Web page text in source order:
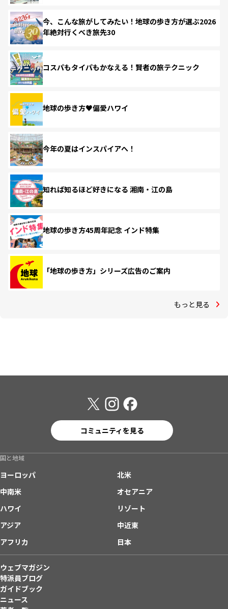
今、こんな旅がしてみたい！地球の歩き方が選ぶ2026
年絶対行くべき旅先30
コスパもタイパもかなえる！賢者の旅テクニック
地球の歩き方♥偏愛ハワイ
今年の夏はインスパイアへ！
知れば知るほど好きになる 湘南・江の島
地球の歩き方45周年記念 インド特集
「地球の歩き方」シリーズ広告のご案内
もっと見る
コミュニティを見る
国と地域
ヨーロッパ
北米
中南米
オセアニア
ハワイ
リゾート
アジア
中近東
アフリカ
日本
ウェブマガジン
特派員ブログ
ガイドブック
ニュース